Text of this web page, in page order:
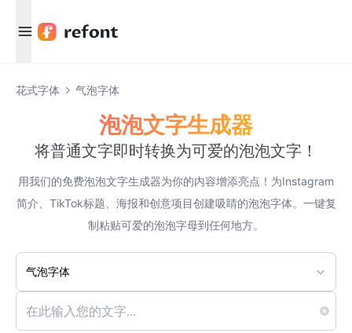
Menu
花式字体 气泡字体
泡泡文字生成器
将普通文字即时转换为可爱的泡泡文字！
用我们的免费泡泡文字生成器为你的内容增添亮点！为Instagram
简介、TikTok标题、海报和创意项目创建吸睛的泡泡字体。一键复
制粘贴可爱的泡泡字母到任何地方。
气泡字体